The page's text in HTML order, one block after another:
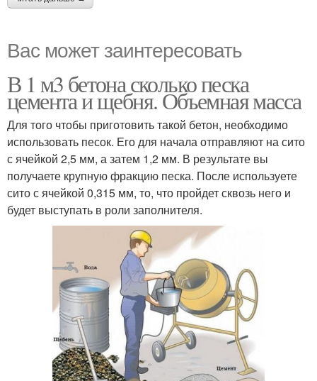
Вас может заинтересовать
В 1 м3 бетона сколько песка
цемента и щебня. Объемная масса
Для того чтобы приготовить такой бетон, необходимо
использовать песок. Его для начала отправляют на сито
с ячейкой 2,5 мм, а затем 1,2 мм. В результате вы
получаете крупную фракцию песка. После используете
сито с ячейкой 0,315 мм, то, что пройдет сквозь него и
будет выступать в роли заполнителя.